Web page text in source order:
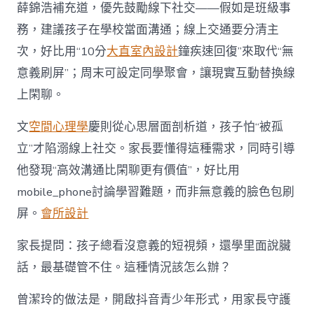
薛錦浩補充道，優先鼓勵線下社交——假如是班級事
務，建議孩子在學校當面溝通；線上交通要分清主
次，好比用“10分大直室內設計鐘疾速回復”來取代“無
意義刷屏”；周末可設定同學聚會，讓現實互動替換線
上閑聊。
文空間心理學慶則從心思層面剖析道，孩子怕“被孤
立”才陷溺線上社交。家長要懂得這種需求，同時引導
他發現“高效溝通比閑聊更有價值”，好比用
mobile_phone討論學習難題，而非無意義的臉色包刷
屏。會所設計
家長提問：孩子總看沒意義的短視頻，還學里面說臟
話，最基礎管不住。這種情況該怎么辦？
曾潔玲的做法是，開啟抖音青少年形式，用家長守護